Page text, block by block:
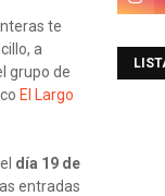
te
a
grupo de
El Largo
día 19 de
entradas